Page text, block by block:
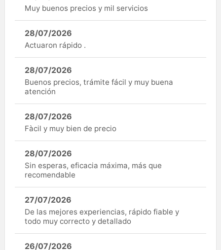
Muy buenos precios y mil servicios
28/07/2026
Actuaron rápido .
28/07/2026
Buenos precios, trámite fácil y muy buena
atención
28/07/2026
Fàcil y muy bien de precio
28/07/2026
Sin esperas, eficacia máxima, más que
recomendable
27/07/2026
De las mejores experiencias, rápido fiable y
todo muy correcto y detallado
26/07/2026